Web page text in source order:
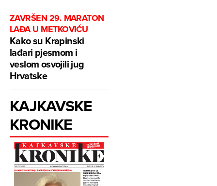
ZAVRŠEN 29. MARATON
LAĐA U METKOVIĆU
Kako su Krapinski
lađari pjesmom i
veslom osvojili jug
Hrvatske
KAJKAVSKE
KRONIKE